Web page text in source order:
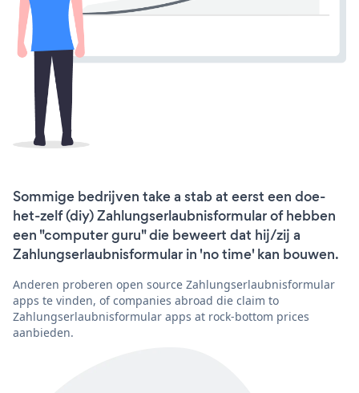
Sommige bedrijven take a stab at eerst een doe-
het-zelf (diy) Zahlungserlaubnisformular of hebben
een "computer guru" die beweert dat hij/zij a
Zahlungserlaubnisformular in 'no time' kan bouwen.
Anderen proberen open source Zahlungserlaubnisformular
apps te vinden, of companies abroad die claim to
Zahlungserlaubnisformular apps at rock-bottom prices
aanbieden.